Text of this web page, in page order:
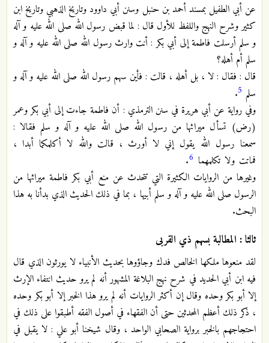
عن أبي الطفيل بمسند أحمد بن حنبل وسنن أبي داوود وتاريخ الذهبي وتاريخ ابن
كثير وشرح النهج واللفظ للأول قال : لما قبض رسول الله صلى الله عليه و آله
و سلم أرسلت فاطمة إلى أبي بكر : أنت وارث رسول الله صلى الله عليه و آله و
سلم أم أهله؟
قال : فقال : لا ، بل أهله ، قالت : فأين سهم رسول الله صلى الله عليه و آله و
سلم 5
.
وفي رواية عن أبي هريرة في سنن الترمذي : أن فاطمة جاءت إلى أبي بكروعمر
(رض) تسأل ميراثها من رسول الله صلى الله عليه و آله و سلم فقالا :
سمعنا رسول الله يقول إني لا أورث ، قالت والله لا أكلمكما أبدا ،
فماتت ولا تكلمهما 6
.
وغيرها من الروايات الكثيرة التي تتحدث عن منع أبي بكر فاطمة ميراثها من
الرسول صلى الله عليه و آله و سلم أبيها ، بما في ذلك الحديث الذي بدأنا به هذا
البحث.
ثالثا : المطالبة بسهم ذي القربى
لقد منعوها ملكها الخالص فدك وجاؤوها بحديث الأنبياء لا يورثون الذي قال
فيه ابن أبي الحديد في شرح نهج البلاغة المشهور أنه لم يرو حديث انتفاء الإرث
إلا أبو بكر وحده وقال إن أكثر الروايات أنه لم يرو هذا الخبر إلا أبو بكر وحده
، ذكر ذلك أعظم المحدثين حتى أن الفقهاء في أصول الفقه أطبقوا على ذلك في
احتجاجهم بالخبر برواية الصحابي الواحد ، وقال شيخنا أبو علي : لا يقبل في